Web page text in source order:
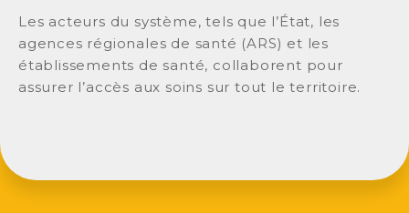
Les acteurs du système, tels que l’État, les
agences régionales de santé (ARS) et les
établissements de santé, collaborent pour
assurer l’accès aux soins sur tout le territoire.